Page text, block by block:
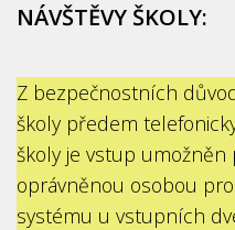
NÁVŠTĚVY ŠKOLY:
Z bezpečnostních
školy předem
školy je vstup
oprávněnou osobou
systému u vstupních